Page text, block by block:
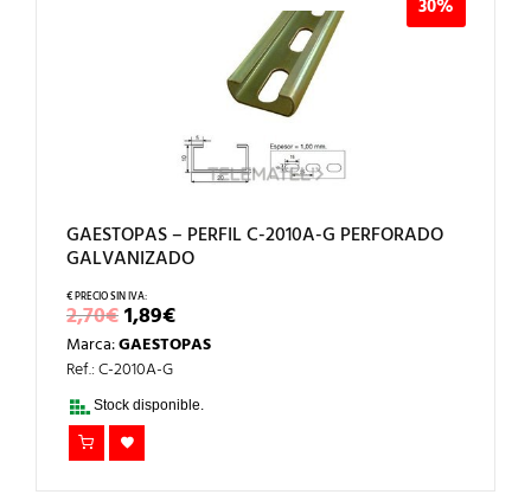
30%
GAESTOPAS – PERFIL C-2010A-G PERFORADO
GALVANIZADO
2,70€EL
PRECIO
ORIGINAL
ERA:
2,70€.
1,89€EL
PRECIO
ACTUAL
1,89€.
Marca:GAESTOPAS
Ref.: C-2010A-G
Stock disponible.